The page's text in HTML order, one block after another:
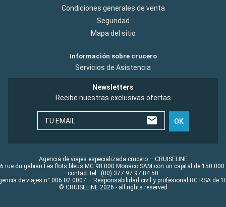
Condiciones generales de venta
Seguridad
Mapa del sitio
Información sobre crucero
Servicios de Asistencia
Newsletters
Recibe nuestras exclusivas ofertas
TU EMAIL OK
Agencia de viajes especializada crucero – CRUISELINE
rue du gabian Les flots bleus MC 98 000 Monaco SAM con un capital de 150 000
contact tel : (00) 377 97 97 84 50
de viajes n° 006 02 0007 – Responsabilidad civil y profesional RC RSA de
© CRUISELINE 2026 - all rights reserved